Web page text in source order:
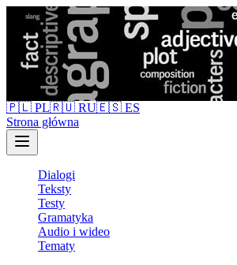
🇵🇱 PL🇷🇺 RU🇪🇸 ES
Strona główna
Dialogi
Teksty
Testy
Gramatyka
Audio i wideo
Tematy